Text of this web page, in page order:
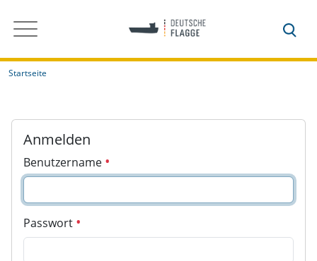
Startseite
Anmelden
Benutzername
Passwort